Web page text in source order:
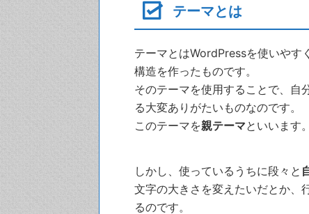
テーマとは
テーマとはWordPressを使いやす
構造を作ったものです。
そのテーマを使用することで、自
る大変ありがたいものなのです。
このテーマを親テーマといいます。
しかし、使っているうちに段々と
文字の大きさを変えたいだとか、
るのです。